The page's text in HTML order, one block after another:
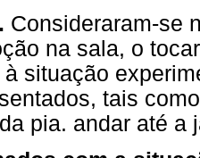
Consideraram-se
na sala, o
à situação
tais
pia. andar até a